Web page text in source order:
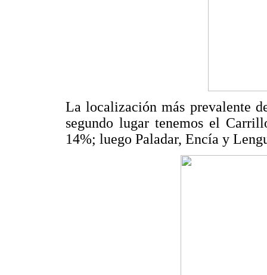
La localización más prevalente
segundo lugar tenemos el
14%; luego Paladar, Encía y